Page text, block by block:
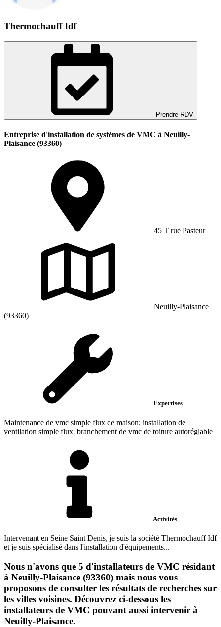
Thermochauff Idf
Prendre RDV
Entreprise d'installation de systèmes de VMC à Neuilly-
Plaisance (93360)
45 T rue Pasteur
Neuilly-Plaisance
(93360)
Expertises
Maintenance de vmc simple flux de maison; installation de
ventilation simple flux; branchement de vmc de toiture autoréglable
Activités
Intervenant en Seine Saint Denis, je suis la société Thermochauff Idf
et je suis spécialisé dans l'installation d'équipements...
Nous n'avons que 5 d'installateurs de VMC résidant
à Neuilly-Plaisance (93360) mais nous vous
proposons de consulter les résultats de recherches sur
les villes voisines. Découvrez ci-dessous les
installateurs de VMC pouvant aussi intervenir à
Neuilly-Plaisance.